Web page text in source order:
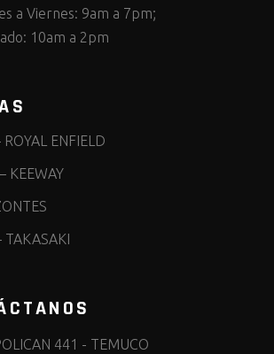
a Viernes: 9am a 7pm;
10am a 2pm
ROYAL ENFIELD
– KEEWAY
TAKASAKI
441 - TEMUCO